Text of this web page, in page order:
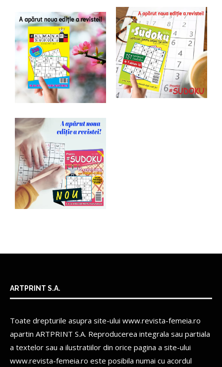
ARTPRINT S.A.
Toate drepturile asupra site-ului www.revista-femeia.ro
apartin ARTPRINT S.A. Reproducerea integrala sau partiala
a textelor sau a ilustratiilor din orice pagina a site-ului
www.revista-femeia.ro este posibila numai cu acordul